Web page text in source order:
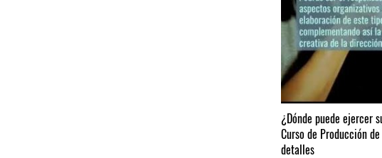
¿Dónde puede ejercer
Curso de Producción
detalles